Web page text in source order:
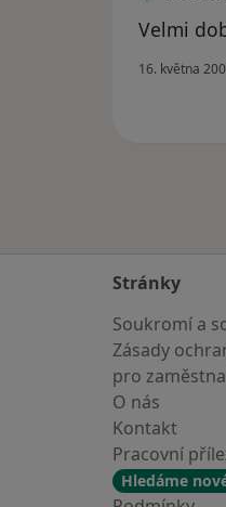
Velmi
16. května
Stránky
Soukromí a
Zásady
pro
O nás
Kontakt
Pracovní
Hledáme